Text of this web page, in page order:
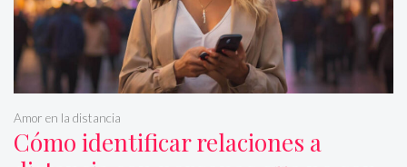
Cómo identificar relaciones a
Amor en la distancia